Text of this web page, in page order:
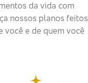
da vida com
nossos planos feitos
você e de quem você